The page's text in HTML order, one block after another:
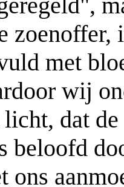
met
wij
licht, dat
beloofd
ons